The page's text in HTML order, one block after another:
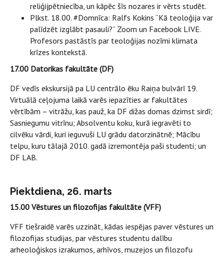
reliģijpētniecība, un kāpēc šīs nozares ir vērts studēt.
Plkst. 18.00. #Domnīca: Ralfs Kokins “Kā teoloģija var
palīdzēt izglābt pasauli?” Zoom un Facebook LIVE.
Profesors pastāstīs par teoloģijas nozīmi klimata
krīzes kontekstā.
17.00 Datorikas fakultāte (DF)
DF vedīs ekskursijā pa LU centrālo ēku Raiņa bulvārī 19.
Virtuālā ceļojuma laikā varēs iepazīties ar fakultātes
vērtībām – vitrāžu, kas pauž, ka DF dižas domas dzimst sirdī;
Sasniegumu vitrīnu; Absolventu koku, kurā iegravēti to
cilvēku vārdi, kuri ieguvuši LU grādu datorzinātnē; Mācību
telpu, kuru tālajā 2010. gadā izremontēja paši studenti; un
DF LAB.
Piektdiena, 26. marts
15.00 Vēstures un filozofijas fakultāte (VFF)
VFF tiešraidē varēs uzzināt, kādas iespējas paver vēstures un
filozofijas studijas, par vēstures studentu dalību
arheoloģiskos izrakumos, arhīvos, muzejos un filozofu